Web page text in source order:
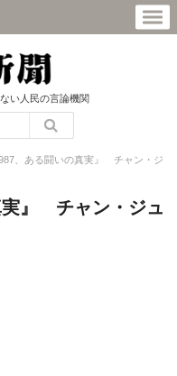
い人民の言論機関
、ある闘いの真実』 チャン・ジ
実』 チャン・ジュ